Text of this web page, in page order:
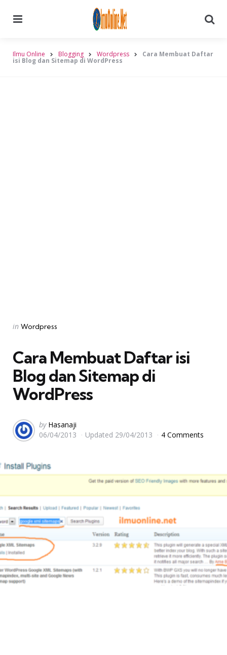
Ilmu Online Blogging Wordpress Cara Membuat Daftar
isi Blog dan Sitemap di WordPress
Categories
Posted
in Wordpress
Cara Membuat Daftar isi
Blog dan Sitemap di
WordPress
Posted
by
by Hasanaji
06/04/2013
Updated 29/04/2013 4 Comments